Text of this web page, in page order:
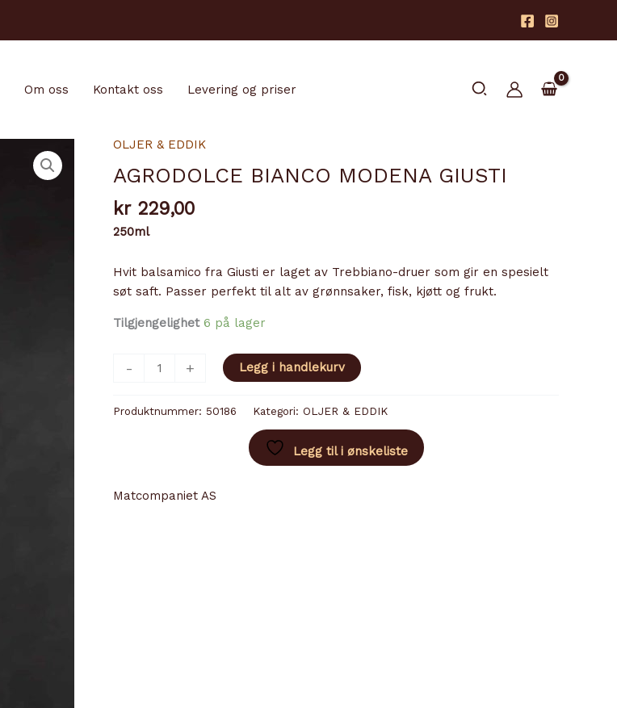
Om oss Kontakt oss Levering og priser Søk
OLJER & EDDIK
AGRODOLCE BIANCO MODENA GIUSTI
kr229,00
250ml
Hvit balsamico fra Giusti er laget av Trebbiano-druer som gir en spesielt
søt saft. Passer perfekt til alt av grønnsaker, fisk, kjøtt og frukt.
Tilgjengelighet 6 på lager
-
AGRODOLCE + Legg i handlekurv
Produktnummer: 50186 Kategori: OLJER & EDDIK
Legg til i ønskeliste
Matcompaniet AS